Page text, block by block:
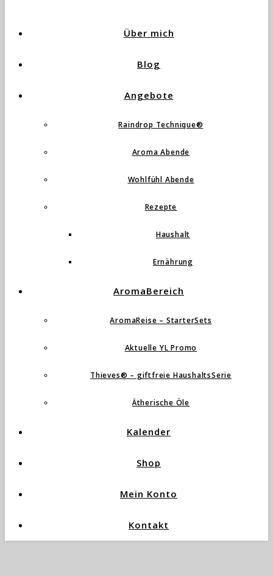
Über mich
Blog
Angebote
Raindrop Technique®
Aroma Abende
Wohlfühl Abende
Rezepte
Haushalt
Ernährung
AromaBereich
AromaReise – StarterSets
Aktuelle YL Promo
Thieves® – giftfreie HaushaltsSerie
Ätherische Öle
Kalender
Shop
Mein Konto
Kontakt